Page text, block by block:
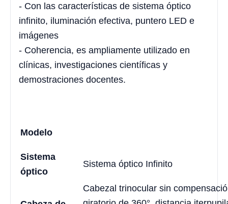
- Con las características de sistema óptico
infinito, iluminación efectiva, puntero LED e
imágenes
- Coherencia, es ampliamente utilizado en
clínicas, investigaciones científicas y
demostraciones docentes.
Modelo
Sistema
óptico
Sistema óptico Infinito
Cabezal trinocular sin